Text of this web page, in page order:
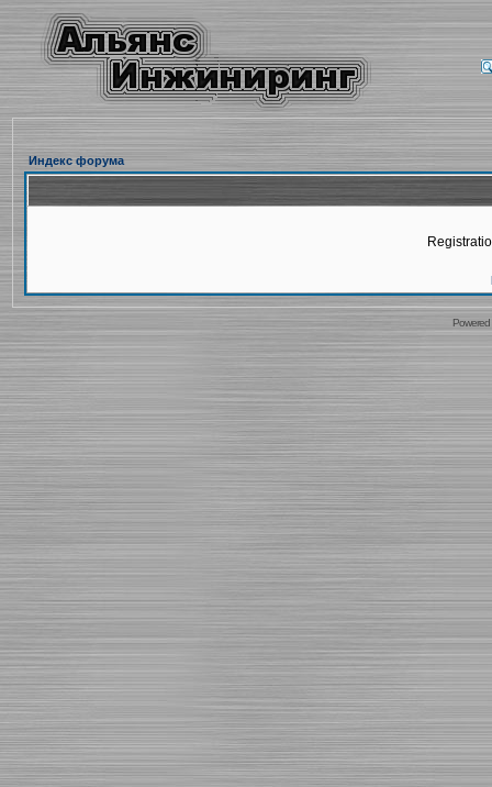
Индекс форума